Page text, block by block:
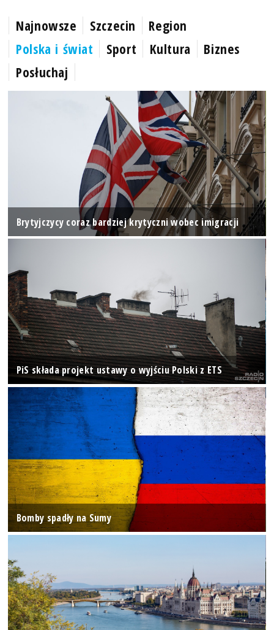
Najnowsze Szczecin
Region
Polska i świat
Sport Kultura
Biznes
Posłuchaj
Brytyjczycy coraz bardziej krytyczni wobec imigracji
PiS składa projekt ustawy o wyjściu Polski z ETS
Bomby spadły na Sumy